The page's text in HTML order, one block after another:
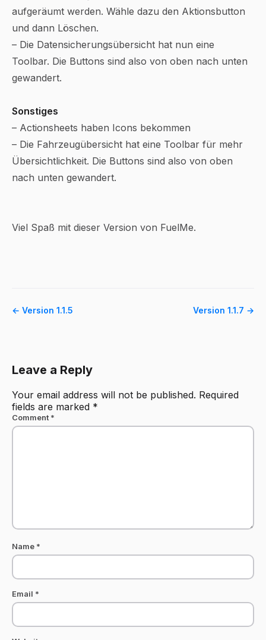
aufgeräumt werden. Wähle dazu den Aktionsbutton
und dann Löschen.
– Die Datensicherungsübersicht hat nun eine
Toolbar. Die Buttons sind also von oben nach unten
gewandert.
Sonstiges
– Actionsheets haben Icons bekommen
– Die Fahrzeugübersicht hat eine Toolbar für mehr
Übersichtlichkeit. Die Buttons sind also von oben
nach unten gewandert.
Viel Spaß mit dieser Version von FuelMe.
← Version 1.1.5 Version 1.1.7 →
Leave a Reply
Your email address will not be published. Required
fields are marked *
Comment *
Name *
Email *